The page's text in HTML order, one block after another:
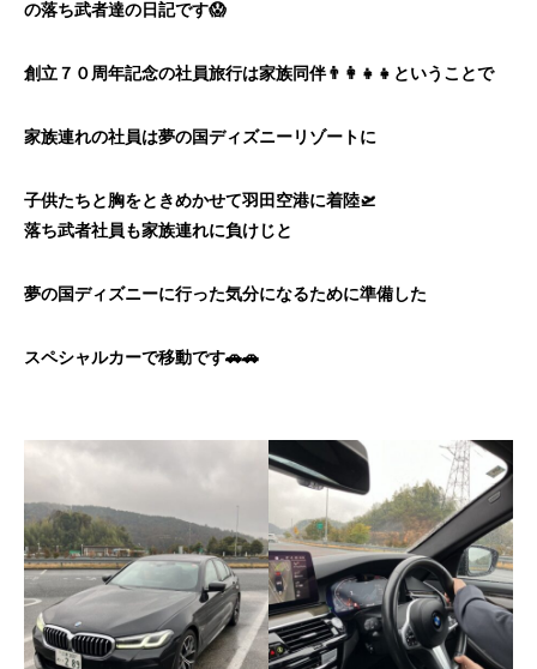
の落ち武者達の日記です😱
創立７０周年記念の社員旅行は家族同伴👨‍👩‍👧‍👧ということで
家族連れの社員は夢の国ディズニーリゾートに
子供たちと胸をときめかせて羽田空港に着陸🛫
落ち武者社員も家族連れに負けじと
夢の国ディズニーに行った気分になるために準備した
スペシャルカーで移動です🚗🚗